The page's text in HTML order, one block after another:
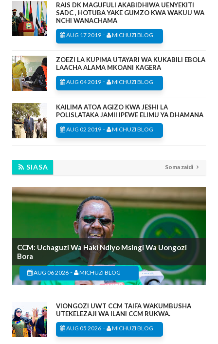
RAIS DK MAGUFULI AKABIDHIWA UENYEKITI
SADC , HOTUBA YAKE GUMZO KWA WAKUU WA
NCHI WANACHAMA
AUG 17 2019 - MICHUZI BLOG
ZOEZI LA KUPIMA UTAYARI WA KUKABILI EBOLA
LAACHA ALAMA MKOANI KAGERA
AUG 04 2019 - MICHUZI BLOG
KAILIMA ATOA AGIZO KWA JESHI LA
POLISI,ATAKA JAMII IPEWE ELIMU YA DHAMANA
AUG 02 2019 - MICHUZI BLOG
SIASA Soma zaidi
CCM: Uchaguzi Wa Haki Ndiyo Msingi Wa Uongozi
Bora
AUG 06 2026 - MICHUZI BLOG
VIONGOZI UWT CCM TAIFA WAKUMBUSHA
UTEKELEZAJI WA ILANI CCM RUKWA.
AUG 05 2026 - MICHUZI BLOG